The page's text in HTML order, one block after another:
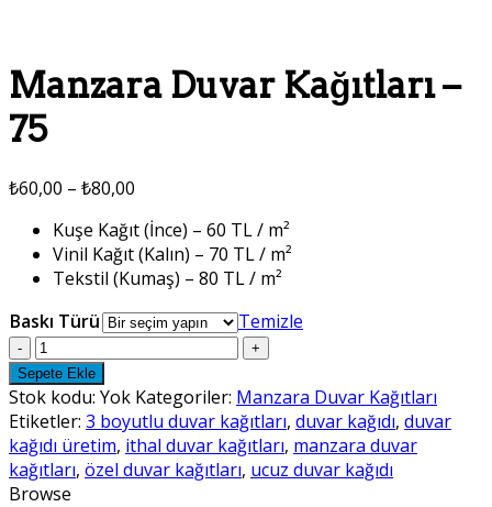
Manzara Duvar Kağıtları –
75
₺60,00 – ₺80,00
Kuşe Kağıt (İnce) – 60 TL / m²
Vinil Kağıt (Kalın) – 70 TL / m²
Tekstil (Kumaş) – 80 TL / m²
Baskı Türü
Temizle
Manzara
Duvar
Kağıtları
-
75
adet
Sepete Ekle
Stok kodu: Yok Kategoriler: Manzara Duvar Kağıtları
Etiketler: 3 boyutlu duvar kağıtları, duvar kağıdı, duvar
kağıdı üretim, ithal duvar kağıtları, manzara duvar
kağıtları, özel duvar kağıtları, ucuz duvar kağıdı
Browse